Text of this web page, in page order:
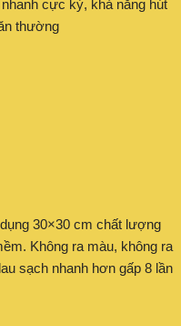
cực kỳ, khả năng hút
thường
30×30 cm chất lượng
Không ra màu, không ra
sạch nhanh hơn gấp 8 lần